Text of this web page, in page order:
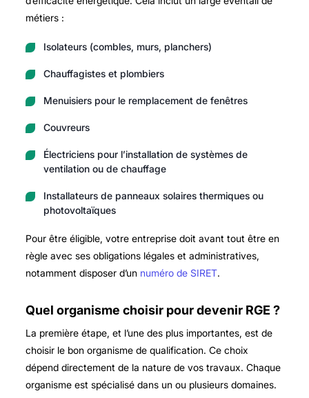
métiers :
Isolateurs (combles, murs, planchers)
Chauffagistes et plombiers
Menuisiers pour le remplacement de fenêtres
Couvreurs
Électriciens pour l’installation de systèmes de
ventilation ou de chauffage
Installateurs de panneaux solaires thermiques ou
photovoltaïques
Pour être éligible, votre entreprise doit avant tout être en
règle avec ses obligations légales et administratives,
notamment disposer d’un numéro de SIRET.
Quel organisme choisir pour devenir RGE ?
La première étape, et l’une des plus importantes, est de
choisir le bon organisme de qualification. Ce choix
dépend directement de la nature de vos travaux. Chaque
organisme est spécialisé dans un ou plusieurs domaines.